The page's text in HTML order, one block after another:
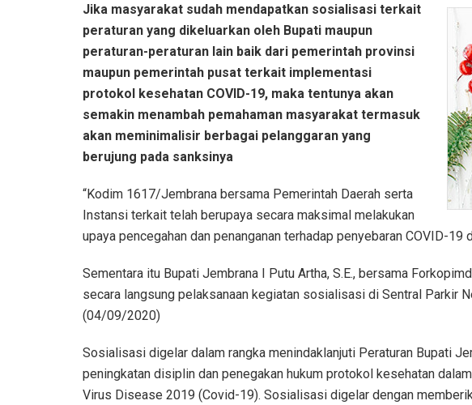
Jika masyarakat sudah mendapatkan sosialisasi terkait
peraturan yang dikeluarkan oleh Bupati maupun
peraturan-peraturan lain baik dari pemerintah provinsi
maupun pemerintah pusat terkait implementasi
protokol kesehatan COVID-19, maka tentunya akan
semakin menambah pemahaman masyarakat termasuk
akan meminimalisir berbagai pelanggaran yang
berujung pada sanksinya
“Kodim 1617/Jembrana bersama Pemerintah Daerah serta
Instansi terkait telah berupaya secara maksimal melakukan
upaya pencegahan dan penanganan terhadap penyebaran COVID-19
Sementara itu Bupati Jembrana I Putu Artha, S.E., bersama
secara langsung pelaksanaan kegiatan sosialisasi di Sentral Parkir
(04/09/2020)
Sosialisasi digelar dalam rangka menindaklanjuti Peraturan Bupati
peningkatan disiplin dan penegakan hukum protokol kesehatan
Virus Disease 2019 (Covid-19). Sosialisasi digelar dengan